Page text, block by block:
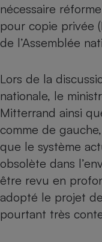
nécessaire
pour copie privée
de l’Assemblée
Lors de la
nationale, le
Mitterrand ainsi
comme de
que le système
obsolète dans
être revu en
adopté le projet
pourtant très